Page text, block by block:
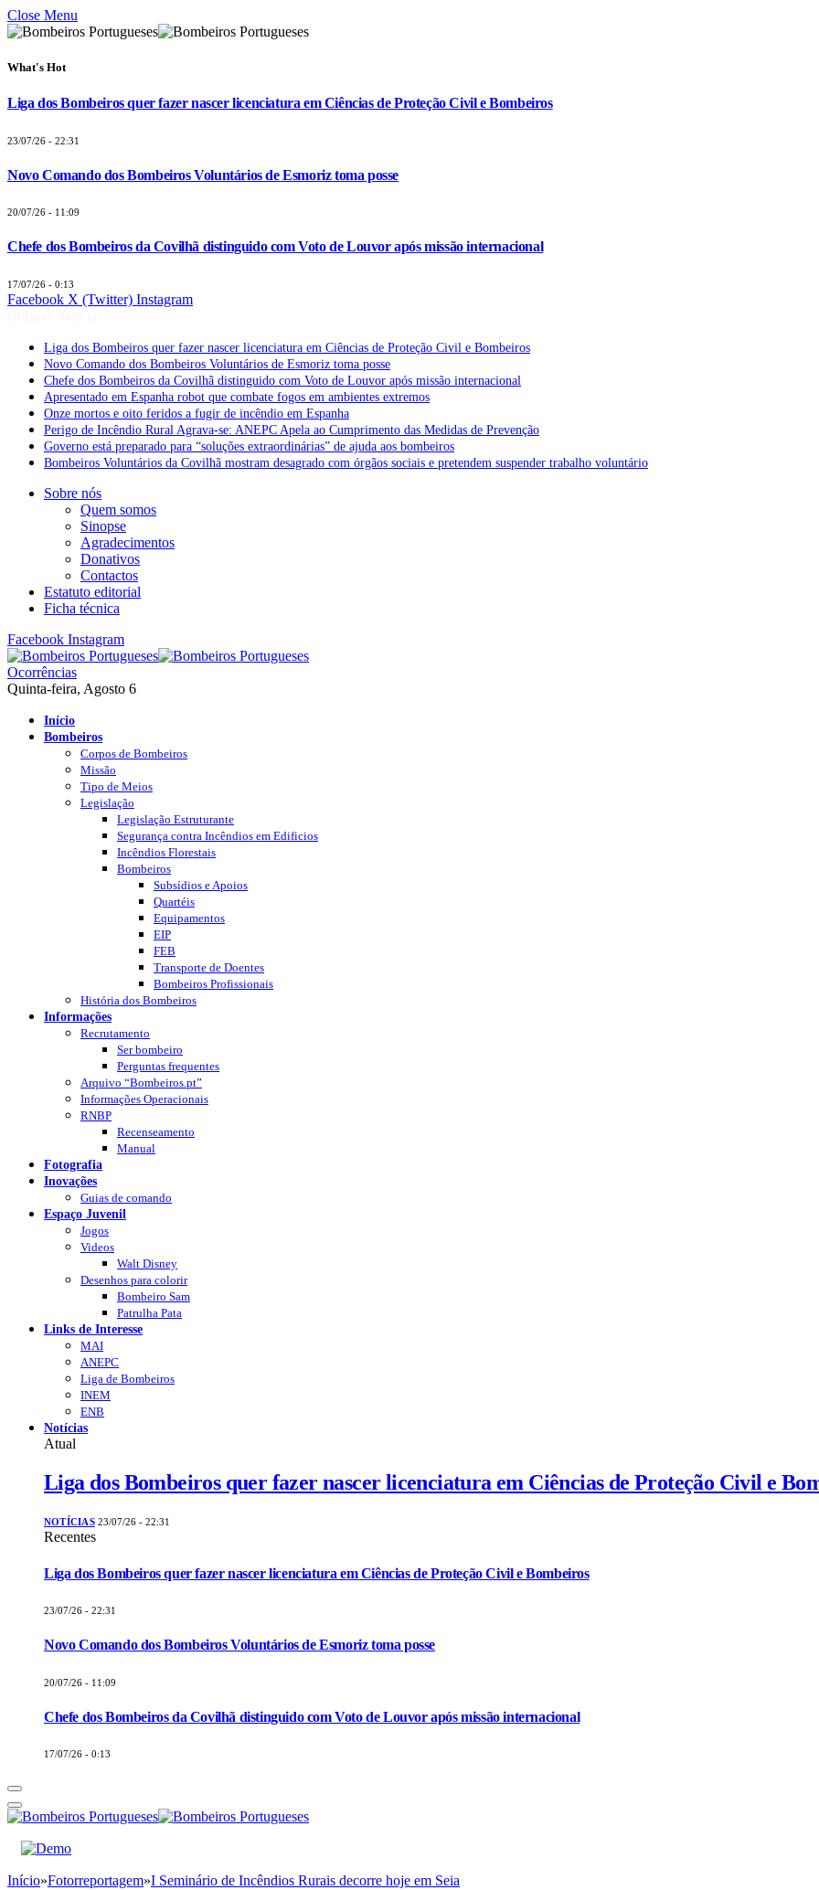
Close Menu
What's Hot
Liga dos Bombeiros quer fazer nascer licenciatura em Ciências de Proteção Civil e Bombeiros
23/07/26 - 22:31
Novo Comando dos Bombeiros Voluntários de Esmoriz toma posse
20/07/26 - 11:09
Chefe dos Bombeiros da Covilhã distinguido com Voto de Louvor após missão internacional
17/07/26 - 0:13
Facebook X (Twitter) Instagram
Liga dos Bombeiros quer fazer nascer licenciatura em Ciências de Proteção Civil e Bombeiros
Novo Comando dos Bombeiros Voluntários de Esmoriz toma posse
Chefe dos Bombeiros da Covilhã distinguido com Voto de Louvor após missão internacional
Apresentado em Espanha robot que combate fogos em ambientes extremos
Onze mortos e oito feridos a fugir de incêndio em Espanha
Perigo de Incêndio Rural Agrava-se: ANEPC Apela ao Cumprimento das Medidas de Prevenção
Governo está preparado para “soluções extraordinárias” de ajuda aos bombeiros
Bombeiros Voluntários da Covilhã mostram desagrado com órgãos sociais e pretendem suspender trabalho voluntário
Sobre nós
Quem somos
Sinopse
Agradecimentos
Donativos
Contactos
Estatuto editorial
Ficha técnica
Facebook Instagram
Ocorrências
Quinta-feira, Agosto 6
Início
Bombeiros
Corpos de Bombeiros
Missão
Tipo de Meios
Legislação
Legislação Estruturante
Segurança contra Incêndios em Edificios
Incêndios Florestais
Bombeiros
Subsídios e Apoios
Quartéis
Equipamentos
EIP
FEB
Transporte de Doentes
Bombeiros Profissionais
História dos Bombeiros
Informações
Recrutamento
Ser bombeiro
Perguntas frequentes
Arquivo “Bombeiros.pt”
Informações Operacionais
RNBP
Recenseamento
Manual
Fotografia
Inovações
Guias de comando
Espaço Juvenil
Jogos
Videos
Walt Disney
Desenhos para colorir
Bombeiro Sam
Patrulha Pata
Links de Interesse
MAI
ANEPC
Liga de Bombeiros
INEM
ENB
Notícias
Atual
Liga dos Bombeiros quer fazer nascer licenciatura em Ciências de Proteção Civil e
NOTÍCIAS 23/07/26 - 22:31
Recentes
Liga dos Bombeiros quer fazer nascer licenciatura em Ciências de Proteção Civil e Bombeiros
23/07/26 - 22:31
Novo Comando dos Bombeiros Voluntários de Esmoriz toma posse
20/07/26 - 11:09
Chefe dos Bombeiros da Covilhã distinguido com Voto de Louvor após missão internacional
17/07/26 - 0:13
Início»Fotorreportagem»I Seminário de Incêndios Rurais decorre hoje em Seia